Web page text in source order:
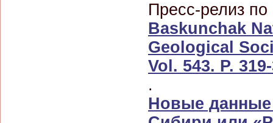
Пресс-релиз по
Baskunchak
Geological
Vol. 543. P.
.
Новые данные